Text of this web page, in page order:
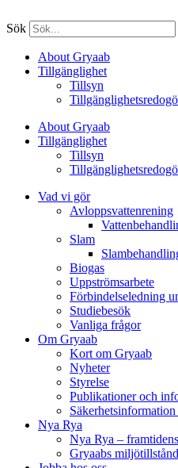
Sök
About Gryaab
Tillgänglighet
Tillsyn
About Gryaab
Tillgänglighet
Tillsyn
Vad vi gör
Avloppsvattenrening
Slam
Biogas
Uppströmsarbete
Förbindelseledning
Studiebesök
Vanliga frågor
Om Gryaab
Kort om Gryaab
Nyheter
Styrelse
Publikationer och
Nya Rya
Nya Rya –
Gryaabs miljötillstånd